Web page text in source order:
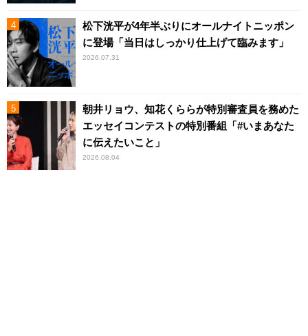
松下洸平が4年半ぶりにオールナイトニッポン
に登場「当日はしっかり仕上げて臨みます」
2026.07.31
朝井リョウ、知花くららが特別審査員を務めた
エッセイコンテストの特別番組「#いまあなた
に伝えたいこと」
2026.08.04